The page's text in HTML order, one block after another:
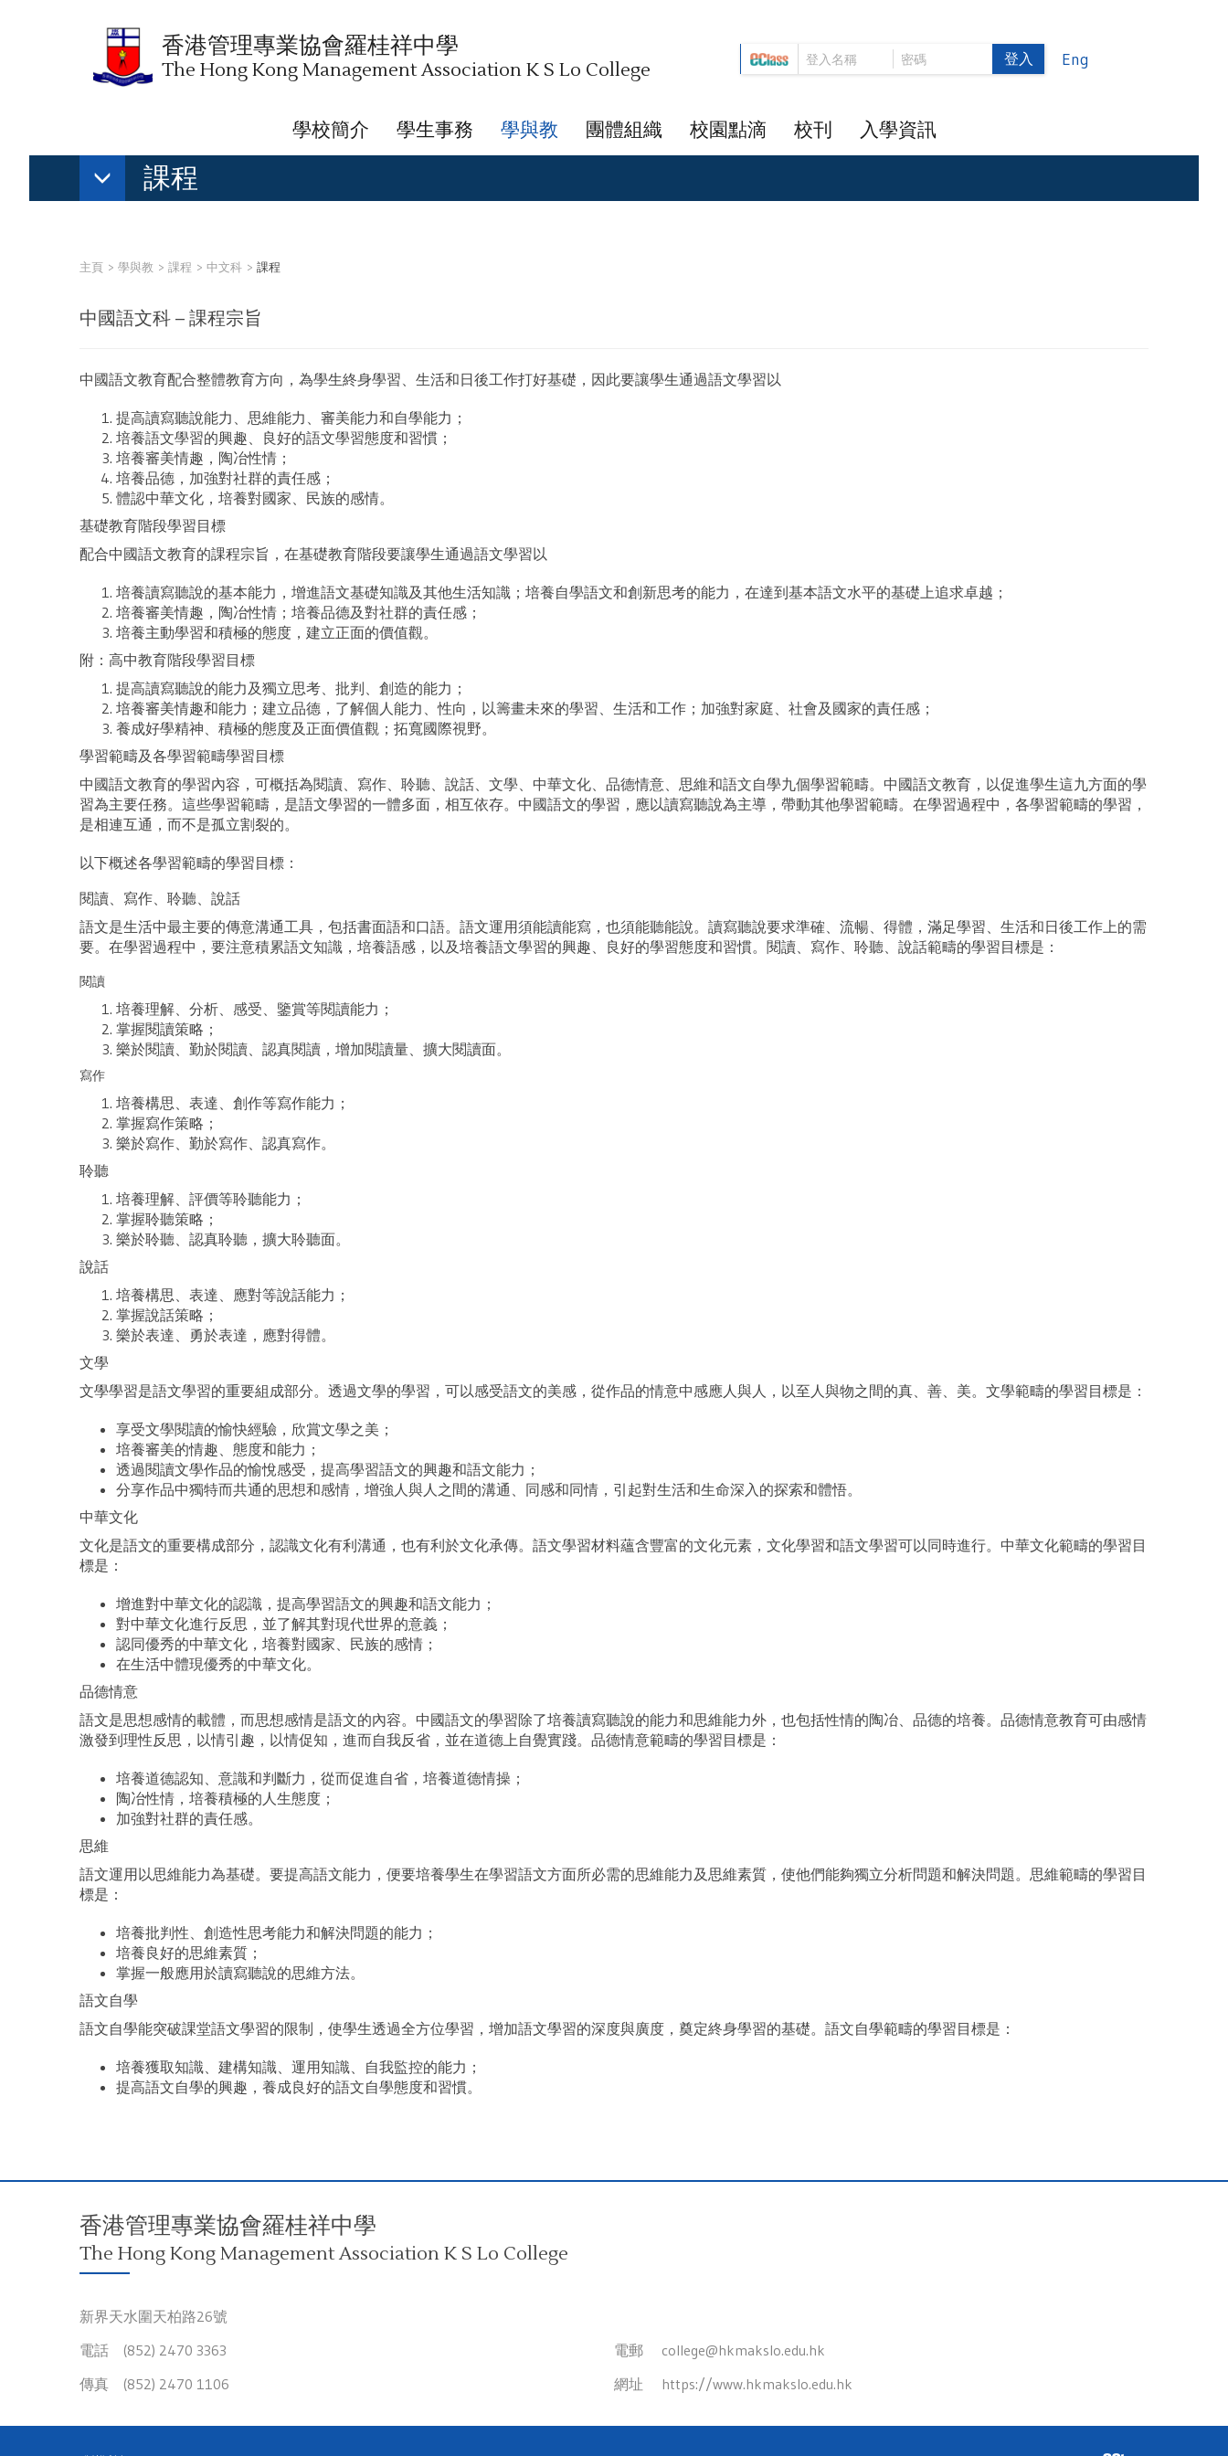
香港管理專業協會羅桂祥中學
The Hong Kong Management Association K S Lo College 登入 Eng
學校簡介 學生事務 學與教 團體組織 校園點滴 校刊 入學資訊
課程
主頁 學與教 課程 中文科 課程
中國語文科 – 課程宗旨
中國語文教育配合整體教育方向，為學生終身學習、生活和日後工作打好基礎，因此要讓學生通過語文學習以
提高讀寫聽說能力、思維能力、審美能力和自學能力；
培養語文學習的興趣、良好的語文學習態度和習慣；
培養審美情趣，陶冶性情；
培養品德，加強對社群的責任感；
體認中華文化，培養對國家、民族的感情。
基礎教育階段學習目標
配合中國語文教育的課程宗旨，在基礎教育階段要讓學生通過語文學習以
培養讀寫聽說的基本能力，增進語文基礎知識及其他生活知識；培養自學語文和創新思考的能力，在達到基本語文水平的基礎上追求卓越；
培養審美情趣，陶冶性情；培養品德及對社群的責任感；
培養主動學習和積極的態度，建立正面的價值觀。
附：高中教育階段學習目標
提高讀寫聽說的能力及獨立思考、批判、創造的能力；
培養審美情趣和能力；建立品德，了解個人能力、性向，以籌畫未來的學習、生活和工作；加強對家庭、社會及國家的責任感；
養成好學精神、積極的態度及正面價值觀；拓寬國際視野。
學習範疇及各學習範疇學習目標
中國語文教育的學習內容，可概括為閱讀、寫作、聆聽、說話、文學、中華文化、品德情意、思維和語文自學九個學習範疇。中國語文教育，以促進學生這九方面的學
習為主要任務。這些學習範疇，是語文學習的一體多面，相互依存。中國語文的學習，應以讀寫聽說為主導，帶動其他學習範疇。在學習過程中，各學習範疇的學習，
是相連互通，而不是孤立割裂的。
以下概述各學習範疇的學習目標：
閱讀、寫作、聆聽、說話
語文是生活中最主要的傳意溝通工具，包括書面語和口語。語文運用須能讀能寫，也須能聽能說。讀寫聽說要求準確、流暢、得體，滿足學習、生活和日後工作上的需
要。在學習過程中，要注意積累語文知識，培養語感，以及培養語文學習的興趣、良好的學習態度和習慣。閱讀、寫作、聆聽、說話範疇的學習目標是：
閱讀
培養理解、分析、感受、鑒賞等閱讀能力；
掌握閱讀策略；
樂於閱讀、勤於閱讀、認真閱讀，增加閱讀量、擴大閱讀面。
寫作
培養構思、表達、創作等寫作能力；
掌握寫作策略；
樂於寫作、勤於寫作、認真寫作。
聆聽
培養理解、評價等聆聽能力；
掌握聆聽策略；
樂於聆聽、認真聆聽，擴大聆聽面。
說話
培養構思、表達、應對等說話能力；
掌握說話策略；
樂於表達、勇於表達，應對得體。
文學
文學學習是語文學習的重要組成部分。透過文學的學習，可以感受語文的美感，從作品的情意中感應人與人，以至人與物之間的真、善、美。文學範疇的學習目標是：
享受文學閱讀的愉快經驗，欣賞文學之美；
培養審美的情趣、態度和能力；
透過閱讀文學作品的愉悅感受，提高學習語文的興趣和語文能力；
分享作品中獨特而共通的思想和感情，增強人與人之間的溝通、同感和同情，引起對生活和生命深入的探索和體悟。
中華文化
文化是語文的重要構成部分，認識文化有利溝通，也有利於文化承傳。語文學習材料蘊含豐富的文化元素，文化學習和語文學習可以同時進行。中華文化範疇的學習目
標是：
增進對中華文化的認識，提高學習語文的興趣和語文能力；
對中華文化進行反思，並了解其對現代世界的意義；
認同優秀的中華文化，培養對國家、民族的感情；
在生活中體現優秀的中華文化。
品德情意
語文是思想感情的載體，而思想感情是語文的內容。中國語文的學習除了培養讀寫聽說的能力和思維能力外，也包括性情的陶冶、品德的培養。品德情意教育可由感情
激發到理性反思，以情引趣，以情促知，進而自我反省，並在道德上自覺實踐。品德情意範疇的學習目標是：
培養道德認知、意識和判斷力，從而促進自省，培養道德情操；
陶冶性情，培養積極的人生態度；
加強對社群的責任感。
思維
語文運用以思維能力為基礎。要提高語文能力，便要培養學生在學習語文方面所必需的思維能力及思維素質，使他們能夠獨立分析問題和解決問題。思維範疇的學習目
標是：
培養批判性、創造性思考能力和解決問題的能力；
培養良好的思維素質；
掌握一般應用於讀寫聽說的思維方法。
語文自學
語文自學能突破課堂語文學習的限制，使學生透過全方位學習，增加語文學習的深度與廣度，奠定終身學習的基礎。語文自學範疇的學習目標是：
培養獲取知識、建構知識、運用知識、自我監控的能力；
提高語文自學的興趣，養成良好的語文自學態度和習慣。
香港管理專業協會羅桂祥中學
The Hong Kong Management Association K S Lo College
新界天水圍天柏路26號
電話 (852) 2470 3363
傳真 (852) 2470 1106
電郵 college@hkmakslo.edu.hk
網址 https://www.hkmakslo.edu.hk